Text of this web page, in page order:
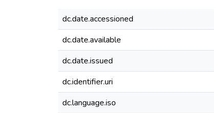
dc.date.accessioned
dc.date.available
dc.date.issued
dc.identifier.uri
dc.language.iso